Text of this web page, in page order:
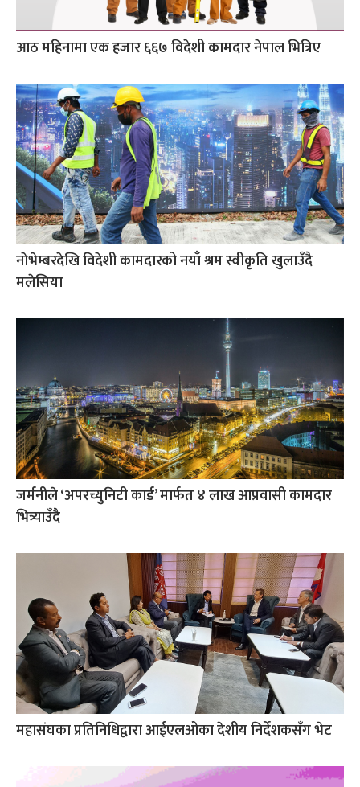
आठ महिनामा एक हजार ६६७ विदेशी कामदार नेपाल भित्रिए
नाेभेम्बरदेखि विदेशी कामदारको नयाँ श्रम स्वीकृति खुलाउँदै
मलेसिया
जर्मनीले ‘अपरच्युनिटी कार्ड’ मार्फत ४ लाख आप्रवासी कामदार
भित्र्याउँदै
महासंघका प्रतिनिधिद्वारा आईएलओका देशीय निर्देशकसँग भेट